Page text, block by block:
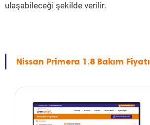
ulaşabileceği şekilde verilir.
Nissan Primera 1.8 Bakım Fiyatı